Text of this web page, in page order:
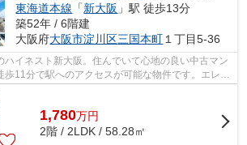
東海道本線 「新大阪 」駅 徒歩13分
築52年 / 6階建
大阪府大阪市淀川区三国本町 １丁目5-36
ハイネスト新大阪。住んでいて心地の良い中古マン
11分で駅へのアクセスが可能な物件です。エレベ
ライフサービ...
1,780万円
2階 / 2LDK / 58.28㎡